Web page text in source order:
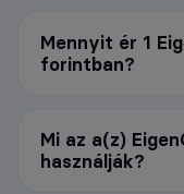
Mennyit ér 1
forintban?
Mi az a(z)
használják?